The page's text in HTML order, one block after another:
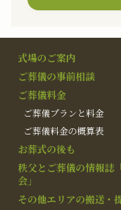
式場のご案内
ご葬儀の事前相談
ご葬儀料金
ご葬儀プランと料金
ご葬儀料金の概算表
お葬式の後も
秩父とご葬儀の情報誌
会」
その他エリアの搬送・